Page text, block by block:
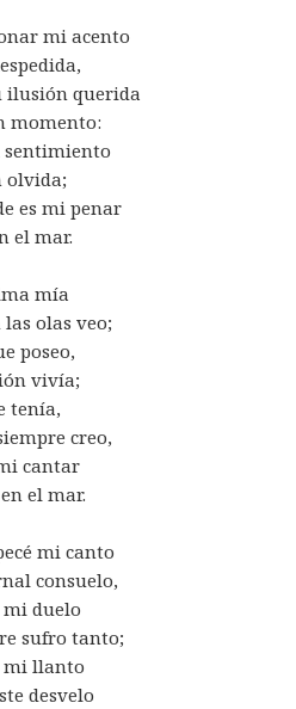
mi acento
ilusión querida
momento:
sentimiento
olvida;
es mi penar
el mar.
mía
olas veo;
poseo,
vivía;
tenía,
creo,
cantar
el mar.
mi canto
consuelo,
duelo
sufro tanto;
mi llanto
desvelo